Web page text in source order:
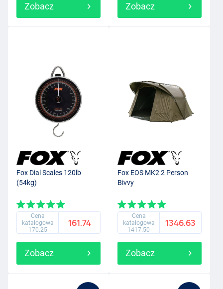
Zobacz Zobacz
Fox Dial Scales 120lb
(54kg)
Cena
katalogowa
170.25
161.74
Zobacz
Fox EOS MK2 2 Person
Bivvy
Cena
katalogowa
1417.50
1346.63
Zobacz